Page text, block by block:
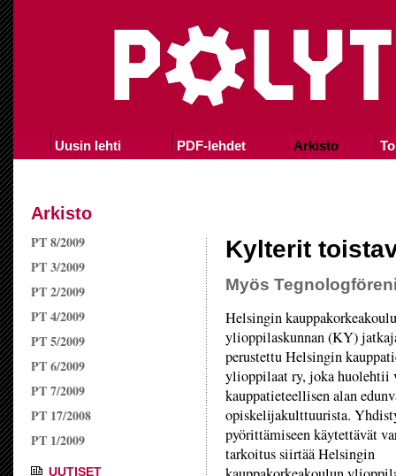
Uusin lehti PDF-lehdet Arkisto
Arkisto
PT 8/2009
PT 3/2009
PT 2/2009
PT 4/2009
PT 5/2009
PT 6/2009
PT 7/2009
PT 17/2008
PT 1/2009
UUTISET
Kylterit
Myös
Helsingin
ylioppilaskunnan (KY)
perustettu Helsingin
ylioppilaat ry, joka huolehtii
kauppatieteellisen alan
opiskelijakulttuurista.
pyörittämiseen käytettävät
tarkoitus siirtää Helsingin